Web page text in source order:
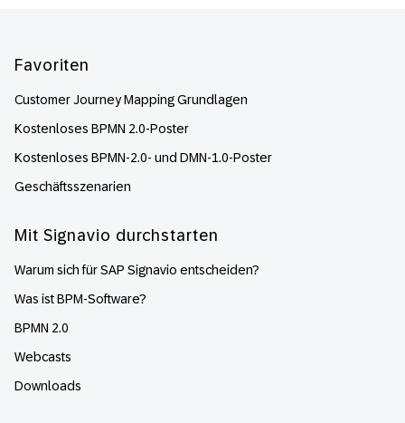
Favoriten
Customer Journey Mapping Grundlagen
Kostenloses BPMN 2.0-Poster
Kostenloses BPMN-2.0- und DMN-1.0-Poster
Geschäftsszenarien
Mit Signavio durchstarten
Warum sich für SAP Signavio entscheiden?
Was ist BPM-Software?
BPMN 2.0
Webcasts
Downloads